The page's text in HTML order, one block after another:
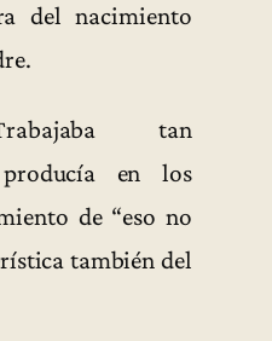
del nacimiento
tan
en los
de “eso no
también del